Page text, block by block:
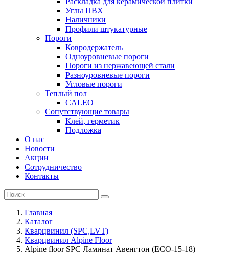
Углы ПВХ
Наличники
Профили штукатурные
Пороги
Ковродержатель
Одноуровневые пороги
Пороги из нержавеющей стали
Разноуровневые пороги
Угловые пороги
Теплый пол
CALEO
Сопутствующие товары
Клей, герметик
Подложка
О нас
Новости
Акции
Сотрудничество
Контакты
Главная
Каталог
Кварцвинил (SPC,LVT)
Кварцвинил Alpine Floor
Alpine floor SPC Ламинат Авенгтон (ECO-15-18)